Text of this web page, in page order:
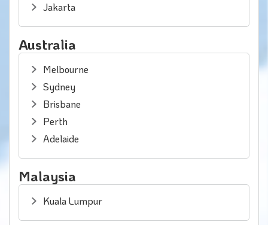
Jakarta
Australia
Melbourne
Sydney
Brisbane
Perth
Adelaide
Malaysia
Kuala Lumpur